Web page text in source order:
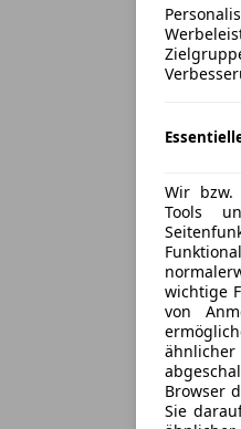
Wir bzw.
Tools
wichtige
von
Browser
Sie